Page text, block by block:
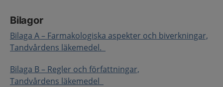
Bilagor
Bilaga A – Farmakologiska aspekter och biverkningar,
Tandvårdens läkemedel.
Bilaga B – Regler och författningar,
Tandvårdens läkemedel